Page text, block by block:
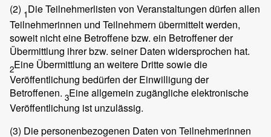
(2) 1Die Teilnehmerlisten von Veranstaltungen dürfen allen
Teilnehmerinnen und Teilnehmern übermittelt werden,
soweit nicht eine Betroffene bzw. ein Betroffener der
Übermittlung ihrer bzw. seiner Daten widersprochen hat.
2Eine Übermittlung an weitere Dritte sowie die
Veröffentlichung bedürfen der Einwilligung der
Betroffenen. 3Eine allgemein zugängliche elektronische
Veröffentlichung ist unzulässig.
(3) Die personenbezogenen Daten von Teilnehmerinnen